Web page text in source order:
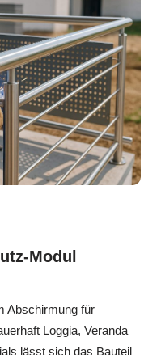
Modul
Abschirmung für
Loggia, Veranda
lässt sich das Bauteil